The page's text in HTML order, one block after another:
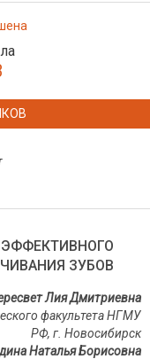
ЗУБОВ
Лия Дмитриевна
факультета НГМУ
РФ, г. Новосибирск
Наталья Борисовна